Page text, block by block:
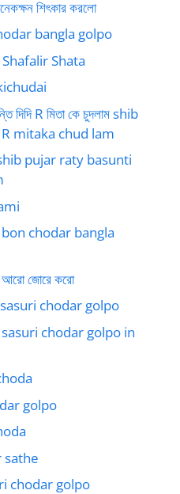
শিৎকার করলো
bangla golpo
Shafalir Shata
দিদি R মিতা কে চুদলাম shib
mitaka chud lam
shib pujar raty basunti
bon chodar bangla
আরো জোরে করো
sasuri chodar golpo
sasuri chodar golpo in
golpo
sathe
chodar golpo